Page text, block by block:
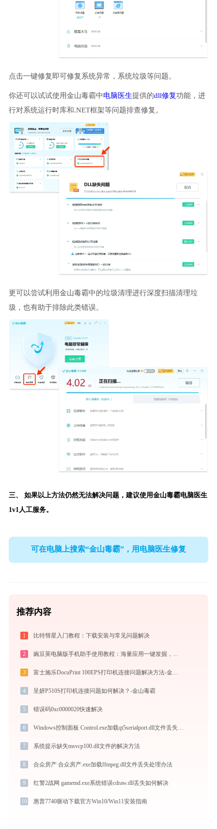
点击一键修复即可修复系统异常，系统垃圾等问题。
你还可以试试使用金山毒霸中电脑医生提供的dll修复功能，进
行对系统运行时库和.NET框架等问题排查修复。
更可以尝试利用金山毒霸中的垃圾清理进行深度扫描清理垃
圾，也有助于排除此类错误。
三、 如果以上方法仍然无法解决问题，建议使用金山毒霸电脑医生
1v1人工服务。
可在电脑上搜索“金山毒霸”，用电脑医生修复
推荐内容
1 比特彗星入门教程：下载安装与常见问题解决
2
3 富士施乐DocuPrint 100EPS打印机连接问题解决方法-金山毒霸
4 呈妍P510S打印机连接问题如何解决？-金山毒霸
5 错误码0xc0000020快速解决
6
7 系统提示缺失msvcp100.dll文件的解决方法
8 合众房产 合众房产.exe加载ffmpeg.dll文件丢失处理办法
9 红警2战网 gamemd.exe系统错误cdraw.dll丢失如何解决
10 惠普7740驱动下载官方Win10/Win11安装指南